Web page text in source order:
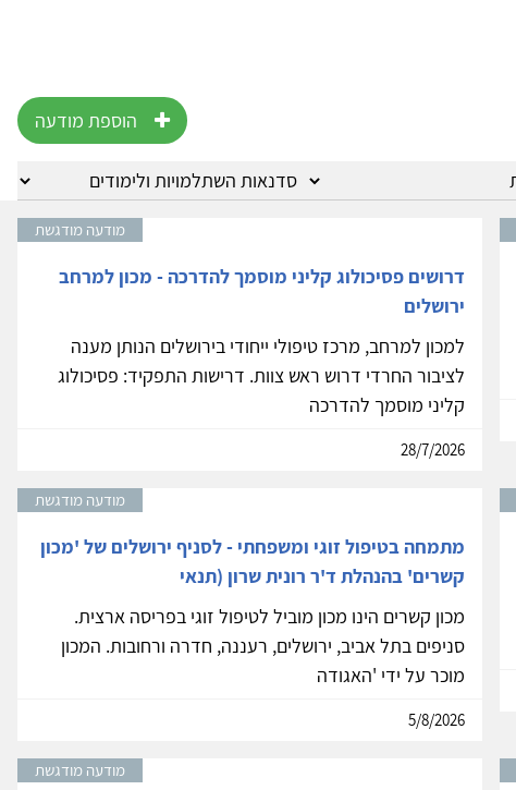
הוספת מודעה
מודעה מודגשת
דרושים פסיכולוג קליני מוסמך להדרכה - מכון למרחב
ירושלים
למכון למרחב, מרכז טיפולי ייחודי בירושלים הנותן מענה
לציבור החרדי דרוש ראש צוות. דרישות התפקיד: פסיכולוג
קליני מוסמך להדרכה
28/7/2026
מודעה מודגשת
מתמחה בטיפול זוגי ומשפחתי - לסניף ירושלים של 'מכון
קשרים' בהנהלת ד'ר רונית שרון (תנאי
מכון קשרים הינו מכון מוביל לטיפול זוגי בפריסה ארצית.
סניפים בתל אביב, ירושלים, רעננה, חדרה ורחובות. המכון
מוכר על ידי 'האגודה
5/8/2026
מודעה מודגשת